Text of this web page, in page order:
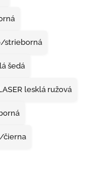
strieborná
šedá
lesklá ružová
čierna